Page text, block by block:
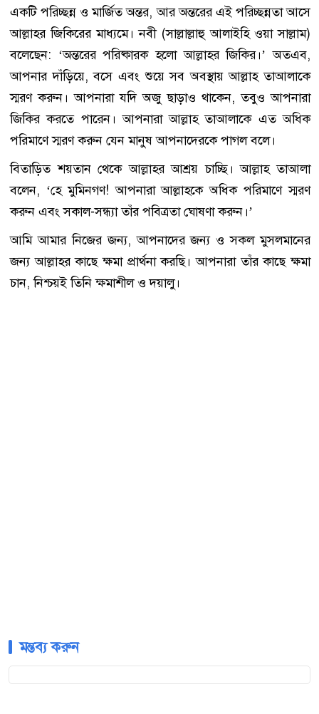
একটি পরিচ্ছন্ন ও মার্জিত অন্তর, আর অন্তরের এই পরিচ্ছন্নতা আসে
আল্লাহর জিকিরের মাধ্যমে। নবী (সাল্লাল্লাহু আলাইহি ওয়া সাল্লাম)
বলেছেন: ‘অন্তরের পরিষ্কারক হলো আল্লাহর জিকির।’ অতএব,
আপনার দাঁড়িয়ে, বসে এবং শুয়ে সব অবস্থায় আল্লাহ তাআলাকে
স্মরণ করুন। আপনারা যদি অজু ছাড়াও থাকেন, তবুও আপনারা
জিকির করতে পারেন। আপনারা আল্লাহ তাআলাকে এত অধিক
পরিমাণে স্মরণ করুন যেন মানুষ আপনাদেরকে পাগল বলে।
বিতাড়িত শয়তান থেকে আল্লাহর আশ্রয় চাচ্ছি। আল্লাহ তাআলা
বলেন, ‘হে মুমিনগণ! আপনারা আল্লাহকে অধিক পরিমাণে স্মরণ
করুন এবং সকাল-সন্ধ্যা তাঁর পবিত্রতা ঘোষণা করুন।’
আমি আমার নিজের জন্য, আপনাদের জন্য ও সকল মুসলমানের
জন্য আল্লাহর কাছে ক্ষমা প্রার্থনা করছি। আপনারা তাঁর কাছে ক্ষমা
চান, নিশ্চয়ই তিনি ক্ষমাশীল ও দয়ালু।
মন্তব্য করুন